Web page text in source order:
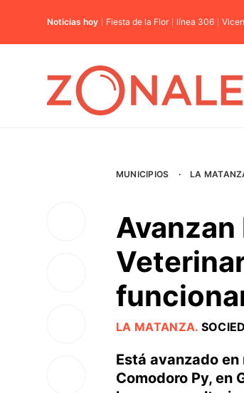
Noticias hoy Fiesta de la Flor línea 306
MUNICIPIOS · LA
LA MATANZA.
Está avanzado
Comodoro Py, en